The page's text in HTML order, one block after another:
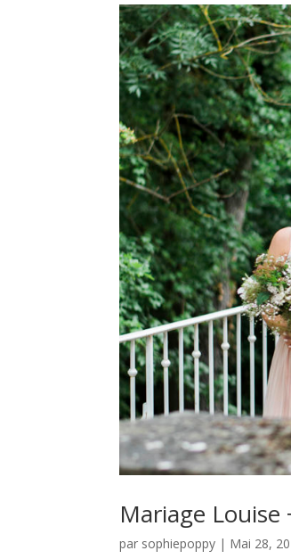
Mariage Louise
par sophiepoppy | Mai 28,